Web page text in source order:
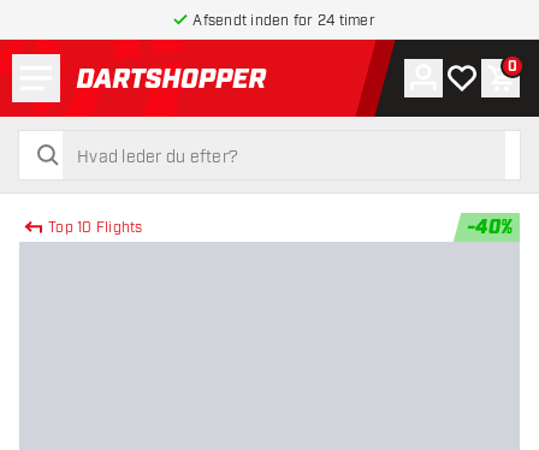
Afsendt inden for 24 timer
tilbage til forsiden
søg
søg
Konto
Min 0
Top 10 Flights -40%